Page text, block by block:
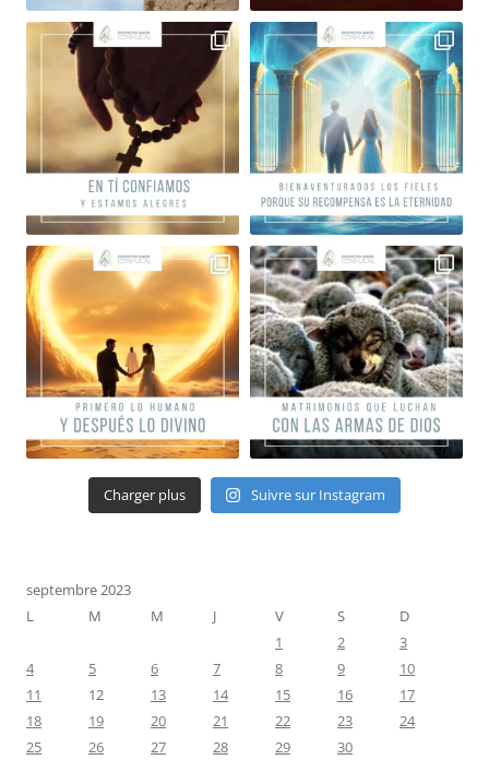
Charger plus Suivre sur Instagram
septembre 2023
L
M M J V S
D
1
2
3
4
5 6 7 8 9
10
11
12 13 14 15 16
17
18
19 20 21 22 23
24
25
26 27 28 29
30